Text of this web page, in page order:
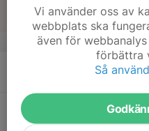
18:00
Löddesnäshallens
20
Vi använder oss av
webbplats ska
även för
förbättra
Så